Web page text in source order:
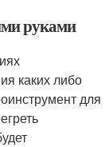
руками
каких либо
для